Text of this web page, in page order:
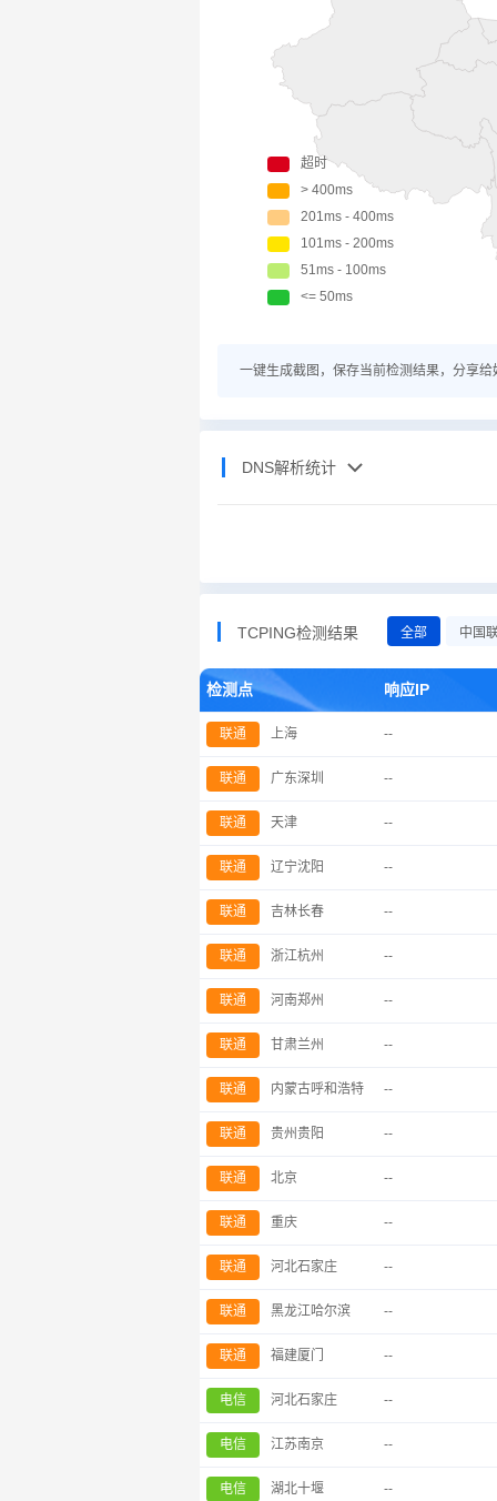
一键生成截图，保存当前检测结果，分享给
DNS解析统计
TCPING检测结果 全部 中国
检测点 响应IP
联通 上海 --
联通 广东深圳 --
联通 天津 --
联通 辽宁沈阳 --
联通 吉林长春 --
联通 浙江杭州 --
联通 河南郑州 --
联通 甘肃兰州 --
联通 内蒙古呼和浩特 --
联通 贵州贵阳 --
联通 北京 --
联通 重庆 --
联通 河北石家庄 --
联通 黑龙江哈尔滨 --
联通 福建厦门 --
电信 河北石家庄 --
电信 江苏南京 --
电信 湖北十堰 --